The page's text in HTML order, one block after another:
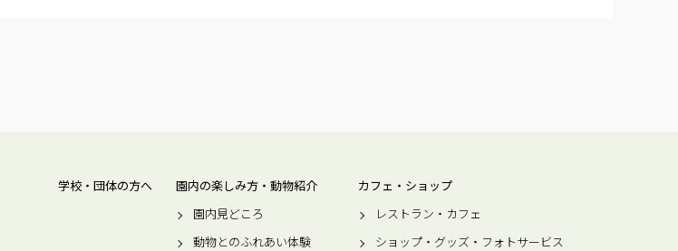
学校・団体の方へ
園内の楽しみ方・動物紹介
園内見どころ
動物とのふれあい体験
カフェ・ショップ
レストラン・カフェ
ショップ・グッズ・フォトサービス